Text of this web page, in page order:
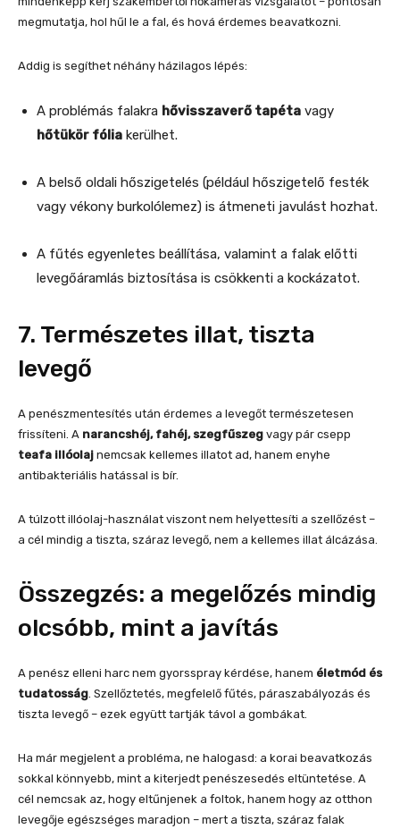
megmutatja, hol hűl le a fal, és hová érdemes beavatkozni.
Addig is segíthet néhány házilagos lépés:
A problémás falakra hővisszaverő tapéta vagy
hőtükör fólia kerülhet.
A belső oldali hőszigetelés (például hőszigetelő festék
vagy vékony burkolólemez) is átmeneti javulást hozhat.
A fűtés egyenletes beállítása, valamint a falak előtti
levegőáramlás biztosítása is csökkenti a kockázatot.
7. Természetes illat, tiszta
levegő
A penészmentesítés után érdemes a levegőt természetesen
frissíteni. A narancshéj, fahéj, szegfűszeg vagy pár csepp
teafa illóolaj nemcsak kellemes illatot ad, hanem enyhe
antibakteriális hatással is bír.
A túlzott illóolaj-használat viszont nem helyettesíti a szellőzést –
a cél mindig a tiszta, száraz levegő, nem a kellemes illat álcázása.
Összegzés: a megelőzés mindig
olcsóbb, mint a javítás
A penész elleni harc nem gyorsspray kérdése, hanem életmód és
tudatosság. Szellőztetés, megfelelő fűtés, páraszabályozás és
tiszta levegő – ezek együtt tartják távol a gombákat.
Ha már megjelent a probléma, ne halogasd: a korai beavatkozás
sokkal könnyebb, mint a kiterjedt penészesedés eltüntetése. A
cél nemcsak az, hogy eltűnjenek a foltok, hanem hogy az otthon
levegője egészséges maradjon – mert a tiszta, száraz falak